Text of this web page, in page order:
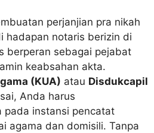
perjanjian pra nikah
hadapan notaris berizin di
berperan sebagai pejabat
keabsahan akta.
(KUA) atau Disdukcapil
Anda harus
pada instansi pencatat
agama dan domisili. Tanpa